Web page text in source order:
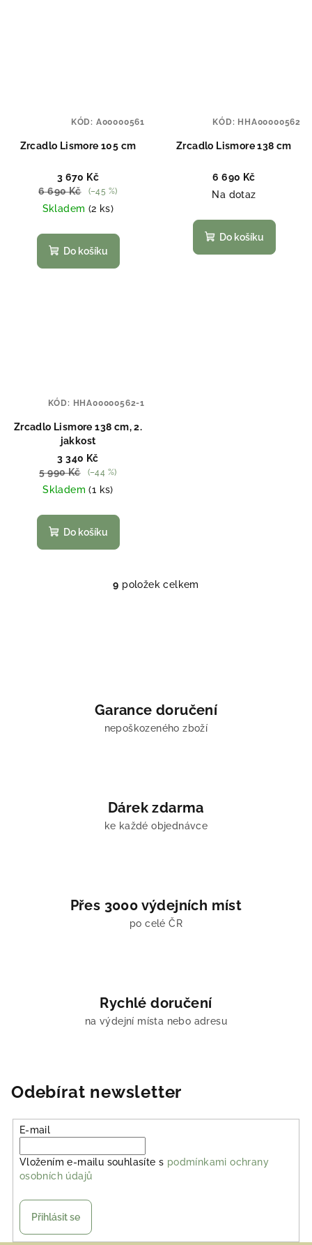
Zrcadlo Lismore 105 cm
3 670 Kč
6 690 Kč
(–45 %)
Skladem (2 ks)
Do košíku
KÓD: A00000561
Zrcadlo Lismore 138 cm
6 690 Kč
Na dotaz
Do košíku
KÓD: HHA00000562
Zrcadlo Lismore 138 cm, 2.
jakkost
3 340 Kč
5 990 Kč
(–44 %)
Skladem(1 ks)
Do košíku
KÓD: HHA00000562-1
O
í
p
r
ý
p
9 položek celkem
Garance doručení
nepoškozeného zboží
Dárek zdarma
ke každé objednávce
Přes 3000 výdejních míst
po celé ČR
Rychlé doručení
na výdejní místa nebo adresu
Odebírat newsletter
E-mail
Vložením e-mailu souhlasíte s podmínkami ochrany
osobních údajů
Přihlásit se